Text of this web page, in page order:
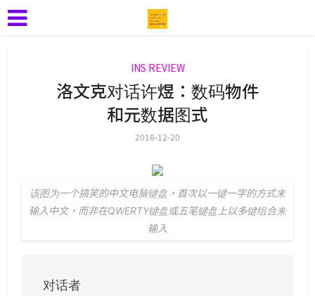
INS REVIEW
洛文克对话许煜：数码物件
和元数据图式
2016-12-20
该图为一个搞笑的中文电脑键盘，首次以一键一字的方式来
输入中文，而非在QWERTY键盘或五笔键盘上以多键组合来
输入
对话者